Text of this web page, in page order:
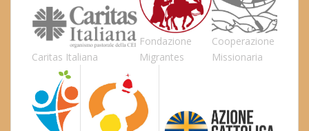
Caritas Italiana
Fondazione
Migrantes
Cooperazione
Missionaria